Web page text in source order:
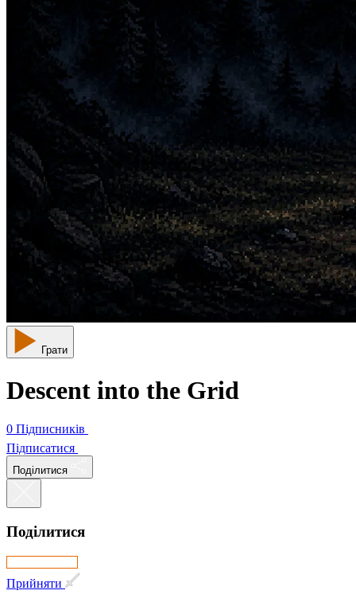
Грати
Descent into the Grid
0 Підписників
Підписатися
Поділитися
Поділитися
Прийняти